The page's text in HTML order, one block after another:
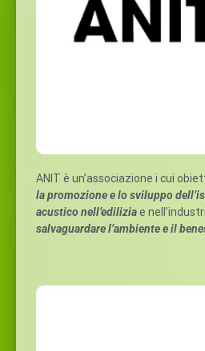
ANIT è un’associazione i cui
la promozione e lo sviluppo
acustico nell’ediliziae
salvaguardare l’ambiente e il